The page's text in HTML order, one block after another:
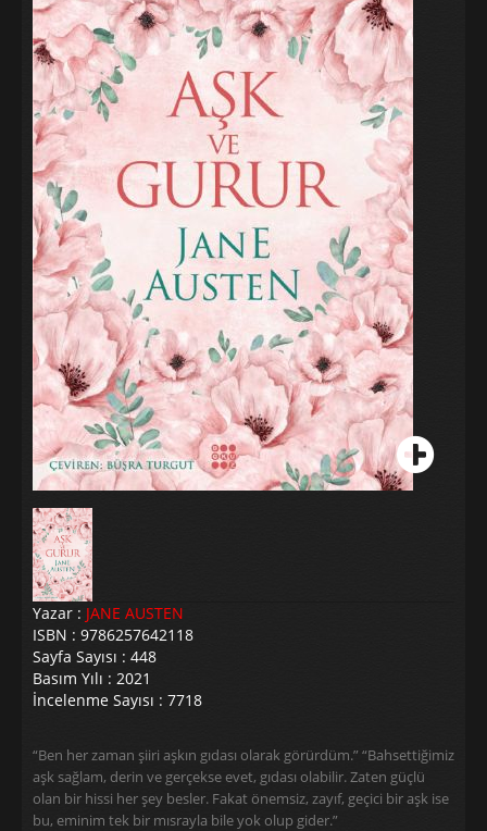
İletişim
Yazar : JANE AUSTEN
ISBN : 9786257642118
Sayfa Sayısı : 448
Basım Yılı : 2021
İncelenme Sayısı : 7718
“Ben her zaman şiiri aşkın gıdası olarak görürdüm.” “Bahsettiğimiz
aşk sağlam, derin ve gerçekse evet, gıdası olabilir. Zaten güçlü
olan bir hissi her şey besler. Fakat önemsiz, zayıf, geçici bir aşk ise
bu, eminim tek bir mısrayla bile yok olup gider.”